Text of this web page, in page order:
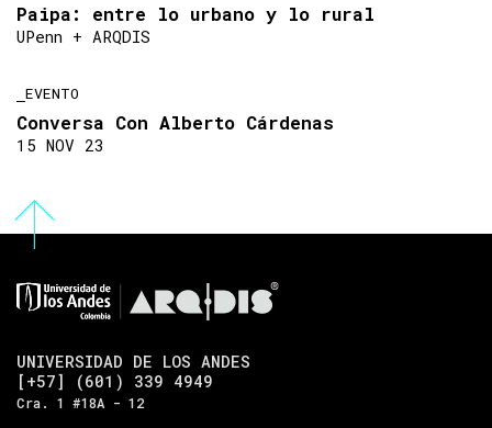
Paipa: entre lo urbano y lo rural
UPenn + ARQDIS
EVENTO
Conversa Con Alberto Cárdenas
15 NOV 23
UNIVERSIDAD DE LOS ANDES
[+57] (601) 339 4949
Cra. 1 #18A - 12